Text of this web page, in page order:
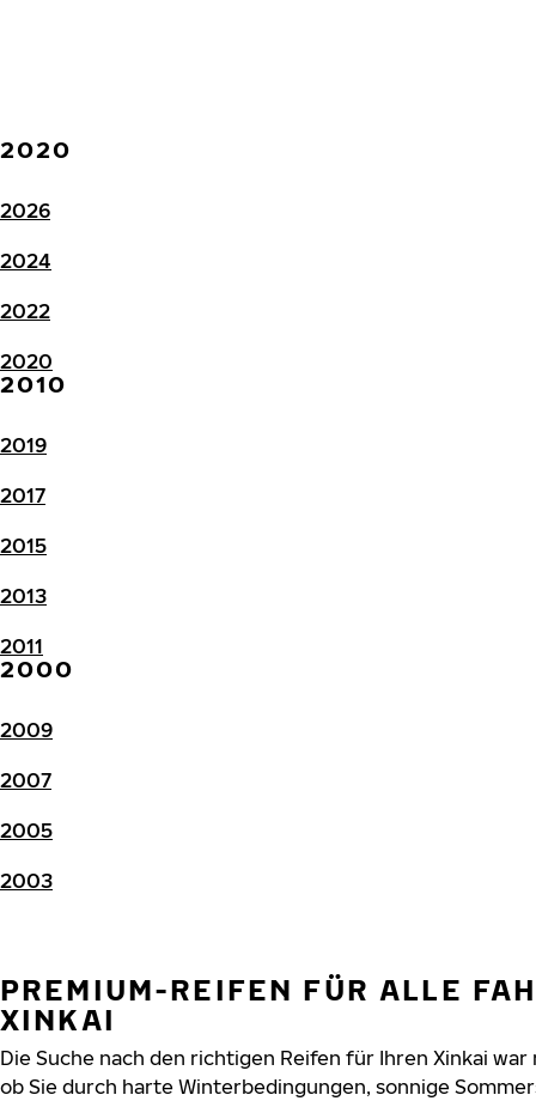
2020
2026
2024
2022
2020
2010
2019
2017
2015
2013
2011
2000
2009
2007
2005
2003
PREMIUM-REIFEN FÜR ALLE
XINKAI
Die Suche nach den richtigen Reifen für Ihren Xinkai war
ob Sie durch harte Winterbedingungen, sonnige